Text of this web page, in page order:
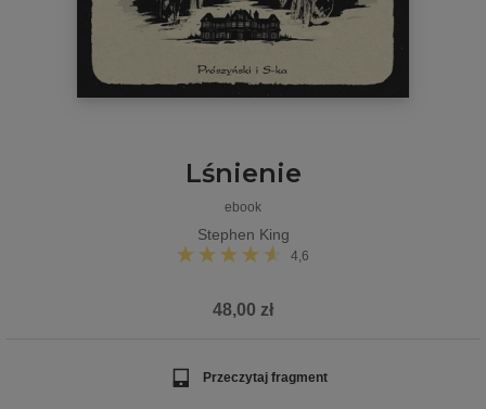
Lśnienie
ebook
Stephen King
4,6
48,00 zł
Przeczytaj fragment